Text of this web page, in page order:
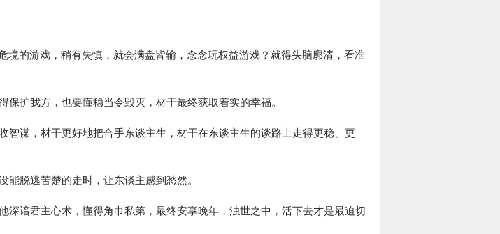
的游戏，稍有失慎，就会满盘皆输，念念玩权益游戏？就得头脑廓清，看准
护我方，也要懂稳当令毁灭，材干最终获取着实的幸福。
智谋，材干更好地把合手东谈主生，材干在东谈主生的谈路上走得更稳、更
脱逃苦楚的走时，让东谈主感到愁然。
谙君主心术，懂得角巾私第，最终安享晚年，浊世之中，活下去才是最迫切